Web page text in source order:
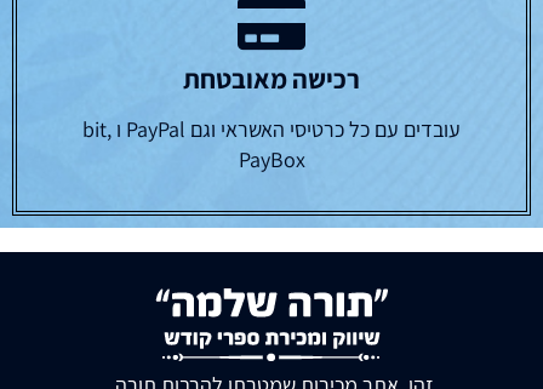
רכישה מאובטחת
עובדים עם כל כרטיסי האשראי וגם PayPal ו bit,
PayBox